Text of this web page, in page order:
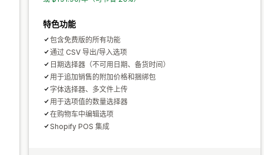
特色功能
包含免费版的所有功能
通过 CSV 导出/导入选项
日期选择器（不可用日期、备货时间）
用于追加销售的附加价格和捆绑包
字体选择器、多文件上传
用于选项值的数量选择器
在购物车中编辑选项
Shopify POS 集成